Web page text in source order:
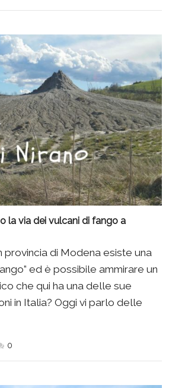
la via dei vulcani di fango a
provincia di Modena esiste una
ed è possibile ammirare un
che qui ha una delle sue
in Italia? Oggi vi parlo delle
0